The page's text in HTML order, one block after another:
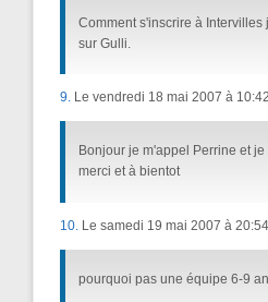
Comment s'inscrire à
sur Gulli.
9. Le vendredi 18 mai 2007 à
Bonjour je m'appel Perrine et
merci et à bientot
10. Le samedi 19 mai 2007 à
pourquoi pas une équipe 6-9